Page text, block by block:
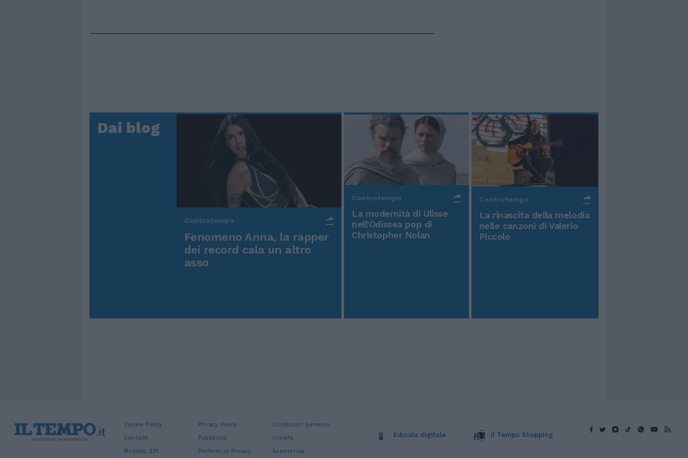
Dai blog
Controtempo
Fenomeno Anna, la rapper
dei record cala un altro
asso
Controtempo
La modernità di Ulisse
nell'Odissea pop di
Christopher Nolan
Controtempo
La rinascita della melodia
nelle canzoni di Valerio
Piccolo
Cookie Policy Privacy Policy
Condizioni Generali
Contatti
Pubblicità
Credits
Modello 231
Preferenze Privacy Assistenza
Edicola digitale Il Tempo Shopping